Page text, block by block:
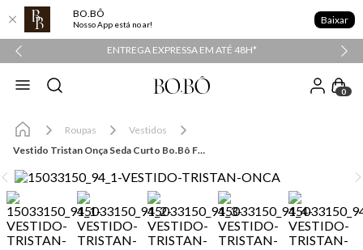
BO.BÔ
Nosso App está no ar! Baixar
ENTREGA EXPRESSA EM ATÉ 48H*
0
Roupas
Vestidos
Vestido Tristan Onça Seda Curto Bo.Bô Feminino